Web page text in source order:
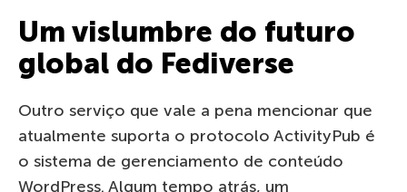
Um vislumbre do futuro
global do Fediverse
Outro serviço que vale a pena mencionar que
atualmente suporta o protocolo ActivityPub é
o sistema de gerenciamento de conteúdo
WordPress. Algum tempo atrás, um